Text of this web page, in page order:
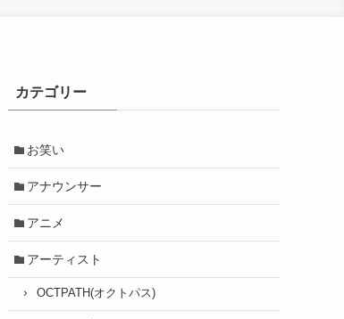
カテゴリー
お笑い
アナウンサー
アニメ
アーティスト
OCTPATH(オクトパス)